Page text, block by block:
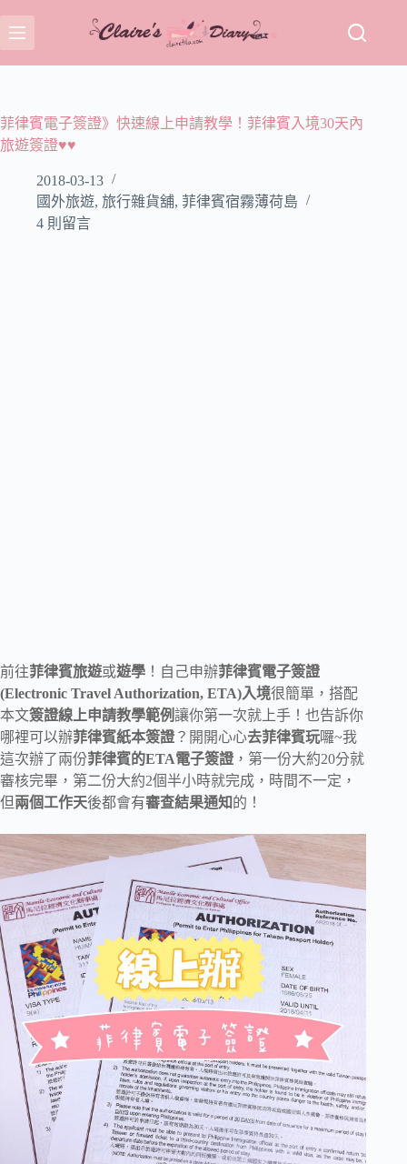
至
主
容
菲律賓電子簽證》快速線上申請教學！菲律賓入境30天內
旅遊簽證♥♥
2018-03-13
國外旅遊, 旅行雜貨舖, 菲律賓宿霧薄荷島
4 則留言
前往菲律賓旅遊或遊學 ！自己申辦菲律賓電子簽證
(Electronic Travel Authorization, ETA)入境很簡單，搭配
本文簽證線上申請教學範例讓你第一次就上手！也告訴你
哪裡可以辦菲律賓紙本簽證 ？開開心心去菲律賓玩囉~我
這次辦了兩份菲律賓的ETA電子簽證 ，第一份大約20分就
審核完畢，第二份大約2個半小時就完成，時間不一定，
但兩個工作天後都會有審查結果通知的！